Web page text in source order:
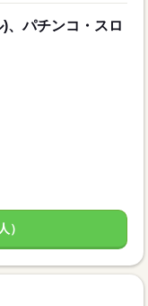
、パチンコ・スロ
）